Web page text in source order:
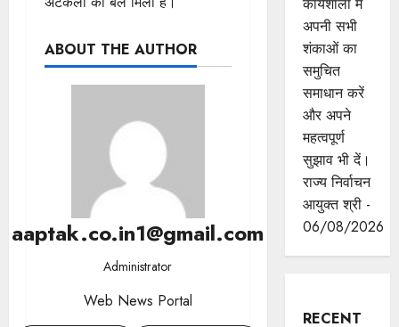
ABOUT THE AUTHOR
aaptak.co.in1@gmail.com
Administrator
Web News Portal
अपनी सभी
शंकाओं का
समुचित
समाधान करें
और अपने
महत्वपूर्ण
सुझाव भी दें।
राज्य निर्वाचन
आयुक्त श्री -
06/08/2026
RECENT